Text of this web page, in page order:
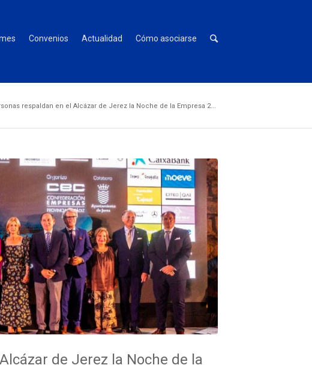
Convenios Actualidad Cómo asociarse
respaldan en el Alcázar de Jerez la Noche de la Empresa 2...
de Jerez la Noche de la